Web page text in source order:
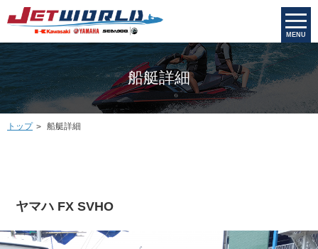
MENU
船艇詳細
トップ 船艇詳細
ヤマハ FX SVHO